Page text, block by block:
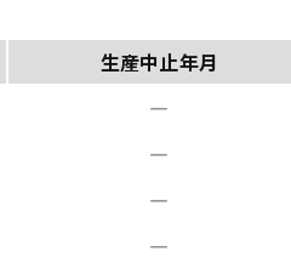
生産中止年月
―
―
―
―